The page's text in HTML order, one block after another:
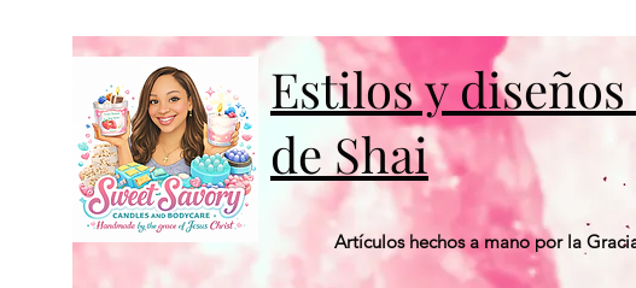
Estilos y
de Shai
Artículos hechos a mano por la